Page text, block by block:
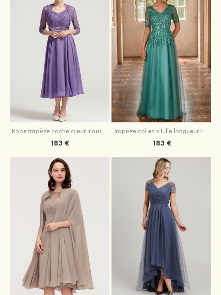
Robe trapèze cache cœur mousseline longueur mollet robe de mère de la mariée avec plissé veste
183 €
Trapèze col en v tulle longueur ras du sol robe de mère de la mariée avec perles paillettes
183 €